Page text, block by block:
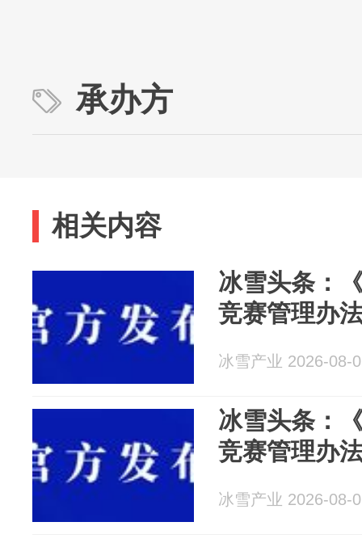
承办方
相关内容
冰雪头条：
竞赛管理办
冰雪产业 2026-08-
冰雪头条：
竞赛管理办
冰雪产业 2026-08-